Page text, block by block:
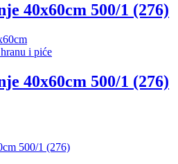
40x60cm 500/1 (276)
i piće
40x60cm 500/1 (276)
500/1 (276)